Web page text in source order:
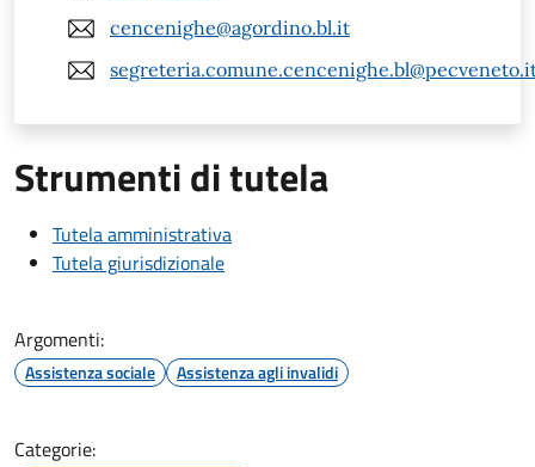
cencenighe@agordino.bl.it
Strumenti di tutela
Tutela amministrativa
Tutela giurisdizionale
Argomenti:
Assistenza sociale Assistenza agli invalidi
Categorie: